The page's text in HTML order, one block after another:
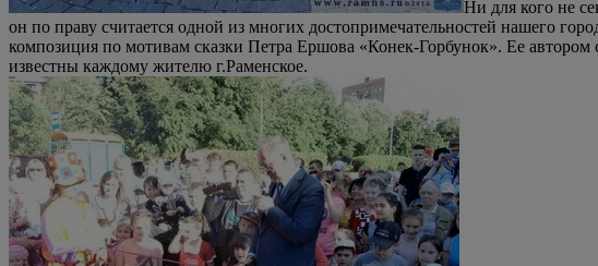
Ни для кого не
он по праву считается одной из многих достопримечательностей нашего
композиция по мотивам сказки Петра Ершова «Конек-Горбунок». Ее
известны каждому жителю г.Раменское.